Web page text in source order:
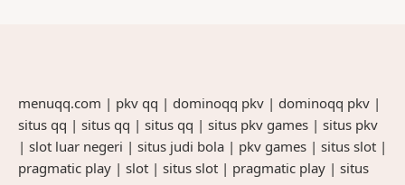
menuqq.com | pkv qq | dominoqq pkv | dominoqq pkv |
situs qq | situs qq | situs qq | situs pkv games | situs pkv
| slot luar negeri | situs judi bola | pkv games | situs slot |
pragmatic play | slot | situs slot | pragmatic play | situs